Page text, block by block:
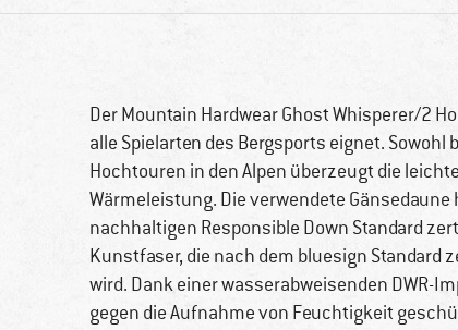
Der Mountain Hardwear Ghost Whisperer/2
alle Spielarten des Bergsports eignet.
Hochtouren in den Alpen überzeugt die
Wärmeleistung. Die verwendete
nachhaltigen Responsible Down Standard
Kunstfaser, die nach dem bluesign
wird. Dank einer wasserabweisenden DWR-
gegen die Aufnahme von Feuchtigkeit